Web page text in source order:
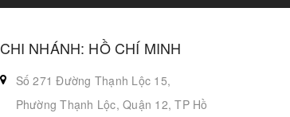
CHI NHÁNH: HỒ CHÍ MINH
Số 271 Đường Thạnh Lộc 15,
Phường Thạnh Lộc, Quận 12, TP Hồ